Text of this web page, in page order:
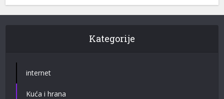
Kategorije
internet
Kuća i hrana